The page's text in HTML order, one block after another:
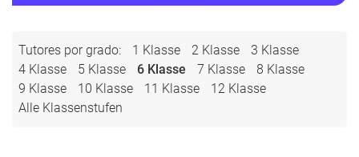
Tutores por grado: 1 Klasse 2 Klasse
3 Klasse
4 Klasse
5 Klasse 6 Klasse 7 Klasse
8 Klasse
9 Klasse
10 Klasse 11 Klasse
12 Klasse
Alle Klassenstufen